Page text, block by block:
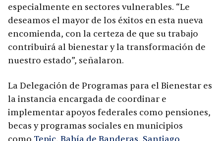
especialmente en sectores vulnerables. “Le
deseamos el mayor de los éxitos en esta nueva
encomienda, con la certeza de que su trabajo
contribuirá al bienestar y la transformación de
nuestro estado”, señalaron.
La Delegación de Programas para el Bienestar es
la instancia encargada de coordinar e
implementar apoyos federales como pensiones,
becas y programas sociales en municipios